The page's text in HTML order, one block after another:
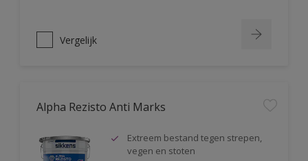
Vergelijk
Alpha Rezisto Anti Marks
Extreem bestand tegen strepen,
vegen en stoten